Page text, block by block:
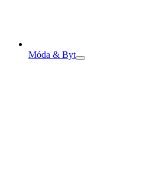
Móda & Byt